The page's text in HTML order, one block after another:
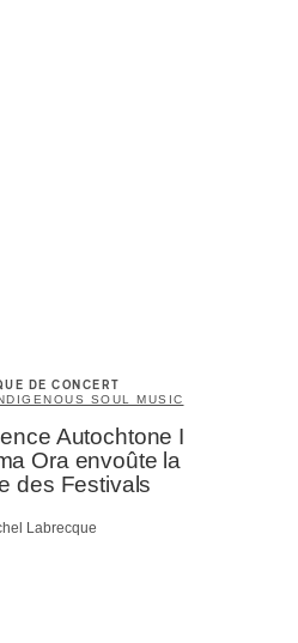
DE CONCERT
SOUL MUSIC
Autochtone I
Ora envoûte la
des Festivals
Labrecque